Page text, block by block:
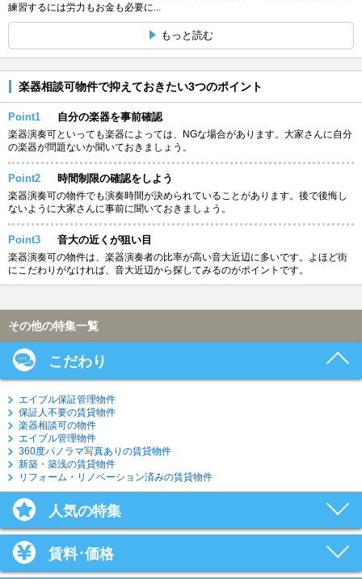
練習するには労力もお金も必要に...
もっと読む
楽器相談可物件で抑えておきたい3つのポイント
Point1 自分の楽器を事前確認
楽器演奏可といっても楽器によっては、NGな場合があります。大家さんに自分
の楽器が問題ないか聞いておきましょう。
Point2 時間制限の確認をしよう
楽器演奏可の物件でも演奏時間が決められていることがあります。後で後悔し
ないように大家さんに事前に聞いておきましょう。
Point3 音大の近くが狙い目
楽器演奏可の物件は、楽器演奏者の比率が高い音大近辺に多いです。よほど街
にこだわりがなければ、音大近辺から探してみるのがポイントです。
その他の特集一覧
こだわり
エイブル保証管理物件
保証人不要の賃貸物件
楽器相談可の物件
エイブル管理物件
360度パノラマ写真ありの賃貸物件
新築・築浅の賃貸物件
リフォーム・リノベーション済みの賃貸物件
人気の特集
賃料･価格